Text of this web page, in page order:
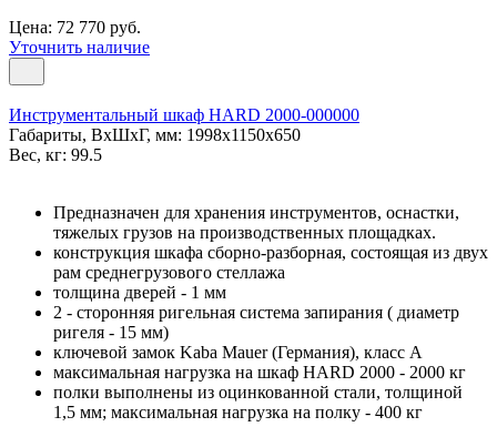
Цена: 72 770 руб.
Уточнить наличие
Инструментальный шкаф HARD 2000-000000
Габариты, ВxШxГ, мм: 1998x1150x650
Вес, кг: 99.5
Предназначен для хранения инструментов, оснастки,
тяжелых грузов на производственных площадках.
конструкция шкафа сборно-разборная, состоящая из двух
рам среднегрузового стеллажа
толщина дверей - 1 мм
2 - сторонняя ригельная система запирания ( диаметр
ригеля - 15 мм)
ключевой замок Kaba Mauer (Германия), класс А
максимальная нагрузка на шкаф HARD 2000 - 2000 кг
полки выполнены из оцинкованной стали, толщиной
1,5 мм; максимальная нагрузка на полку - 400 кг